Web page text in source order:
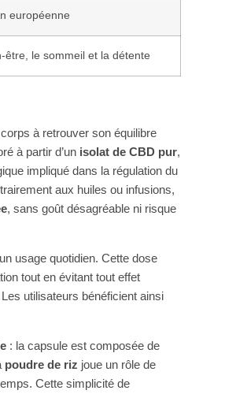
européenne
être, le sommeil et la détente
à retrouver son équilibre
à partir d’un isolat de CBD pur,
impliqué dans la régulation du
aux huiles ou infusions,
, sans goût désagréable ni risque
usage quotidien. Cette dose
tout en évitant tout effet
Les utilisateurs bénéficient ainsi
: la capsule est composée de
poudre de riz joue un rôle de
Cette simplicité de